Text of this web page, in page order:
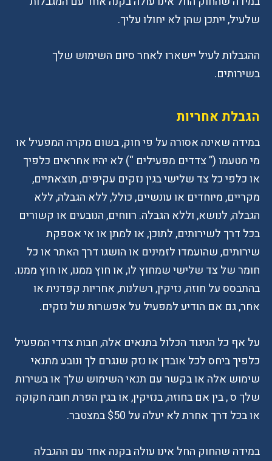
שלעיל, ייתכן שהן לא יחולו עליך.
ההגבלות לעיל יישארו לאחר סיום השימוש שלך
בשירותים.
הגבלת אחריות
במידה שאינה אסורה על פי חוק, בשום מקרה המפעיל או
מי מטעמו (” צדדים מפעילים “) לא יהיו אחראים כלפיך
או כלפי כל צד שלישי בגין נזקים עקיפים, תוצאתיים,
מקריים, מיוחדים או עונשיים, כולל, ללא הגבלה, ללא
הגבלה, לנושא, וללא הגבלה. רווחים, הנובעים או קשורים
בכל דרך לשירותים, לתוכן, או למתן או אי אספקת
שירותים, שהועמדו לזמינים או הושגו דרך האתר או כל
חומר של צד שלישי שמחוץ לו, או חוץ ממנו, או חוץ ממנו.
בהתבסס על חוזה, נזיקין, רשלנות, אחריות קפדנית או
אחר, גם אם הודיע למפעיל על אפשרות של נזקים.
על אף כל הניגוד הכלול בתנאים אלה, חבות צדדי המפעיל
כלפיך ביחס לכל אובדן או נזק שנגרם לך ונובע מתנאי
שימוש אלה או בקשר עם תנאי השימוש שלך או בשירות
שלך ס , בין אם בחוזה, בנזיקין, או בגין הפרת חובה חקוקה
או בכל דרך אחרת לא יעלה על $50 במצטבר.
במידה שהחוק החל אינו עולה בקנה אחד עם ההגבלה